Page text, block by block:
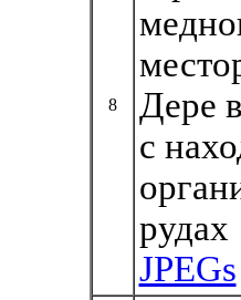
8
Дере
с
рудах
JPEGs